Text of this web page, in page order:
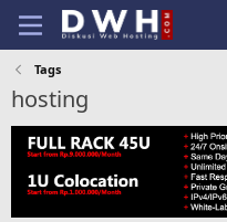
Tags
hosting